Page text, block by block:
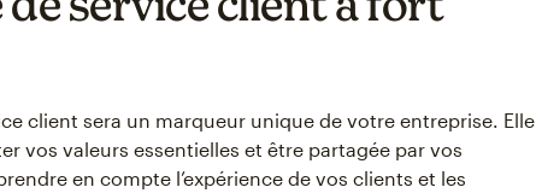
client sera un marqueur unique de votre entreprise. Elle
vos valeurs essentielles et être partagée par vos
en compte l’expérience de vos clients et les